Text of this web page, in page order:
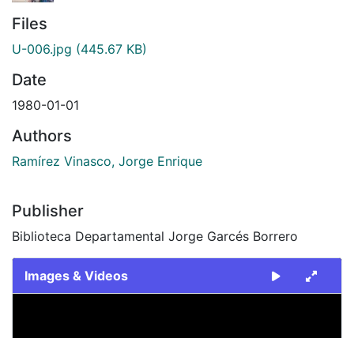
Files
U-006.jpg (445.67 KB)
Date
1980-01-01
Authors
Ramírez Vinasco, Jorge Enrique
Publisher
Biblioteca Departamental Jorge Garcés Borrero
Images & Videos